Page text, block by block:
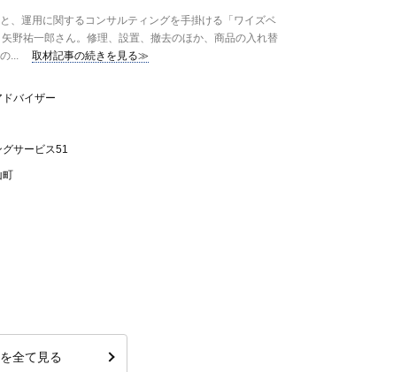
、運用に関するコンサルティングを手掛ける「ワイズベ
野祐一郎さん。修理、設置、撤去のほか、商品の入れ替
...
取材記事の続きを見る≫
バイザー
サービス51
町
全て見る